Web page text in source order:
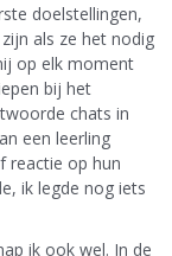
doelstellingen,
als ze het nodig
op elk moment
bij het
chats in
een leerling
reactie op hun
ik legde nog iets
ik ook wel. In de